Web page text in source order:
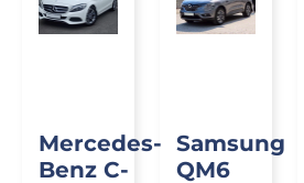
Mercedes-
Benz C-
Samsung
QM6